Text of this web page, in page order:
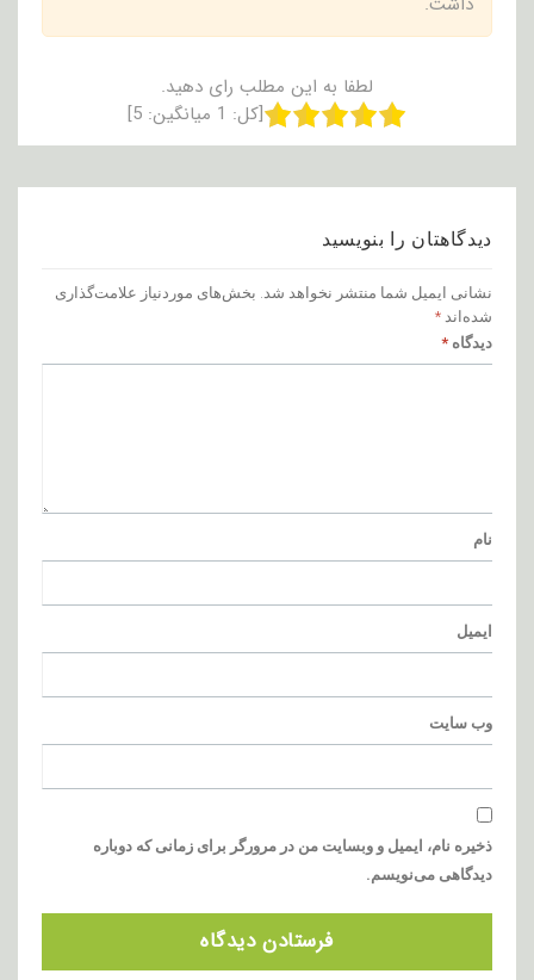
لطفا به این مطلب رای دهید.
[کل: 1 میانگین: 5
]
دیدگاهتان را بنویسید
نشانی ایمیل شما منتشر نخواهد شد. بخش‌های موردنیاز علامت‌گذاری
شده‌اند *
دیدگاه *
نام
ایمیل
وب‌ سایت
ذخیره نام، ایمیل و وبسایت من در مرورگر برای زمانی که دوباره
دیدگاهی می‌نویسم.